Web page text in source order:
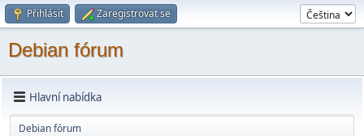
Přihlásit Zaregistrovat se
Debian fórum
Hlavní nabídka
Debian fórum